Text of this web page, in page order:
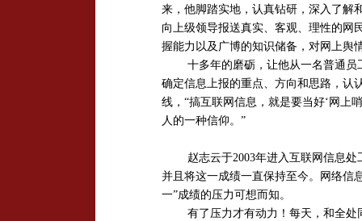
来，他脚踏实地，认真钻研，深入了解
向上级领导报送真实、客观、理性的网
握能力以及广博的知识储备，对网上舆
十多年的磨砺，让他从一名普通
确定信息上报的重点、方向和思路，认
线，“搞互联网信息，就是要当好‘网上
人的一种信仰。”
赵志云于2003年进入互联网信息处
并且将这一成绩一直保持至今。网络信
一”成绩的压力可想而知。
有了压力才有动力！每天，和全